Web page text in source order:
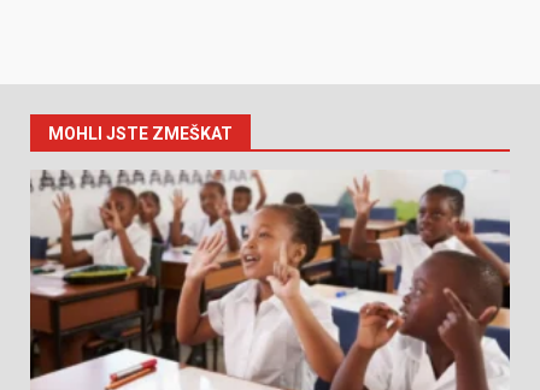
MOHLI JSTE ZMEŠKAT